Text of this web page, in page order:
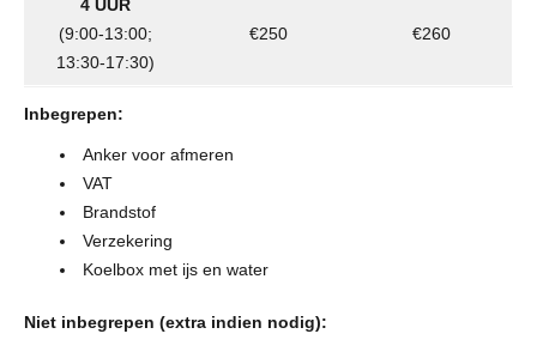
4 UUR
(9:00-13:00;
13:30-17:30)
€250 €260
Inbegrepen:
Anker voor afmeren
VAT
Brandstof
Verzekering
Koelbox met ijs en water
Niet inbegrepen (extra indien nodig):